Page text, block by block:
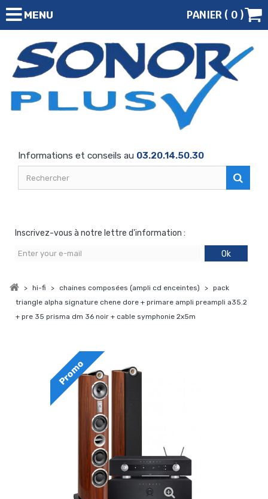
MENU PANIER ( 0 )
Informations et conseils au 03.20.14.50.30
Inscrivez-vous à notre lettre d'information :
Ok
> hi-fi > chaines composées (ampli cd enceintes) > pack
triangle alpha signature chene dore + primare ampli preampli a35.2
+ pre 35 prisma dm 36 noir + cable symphonie 2x5m
Promo